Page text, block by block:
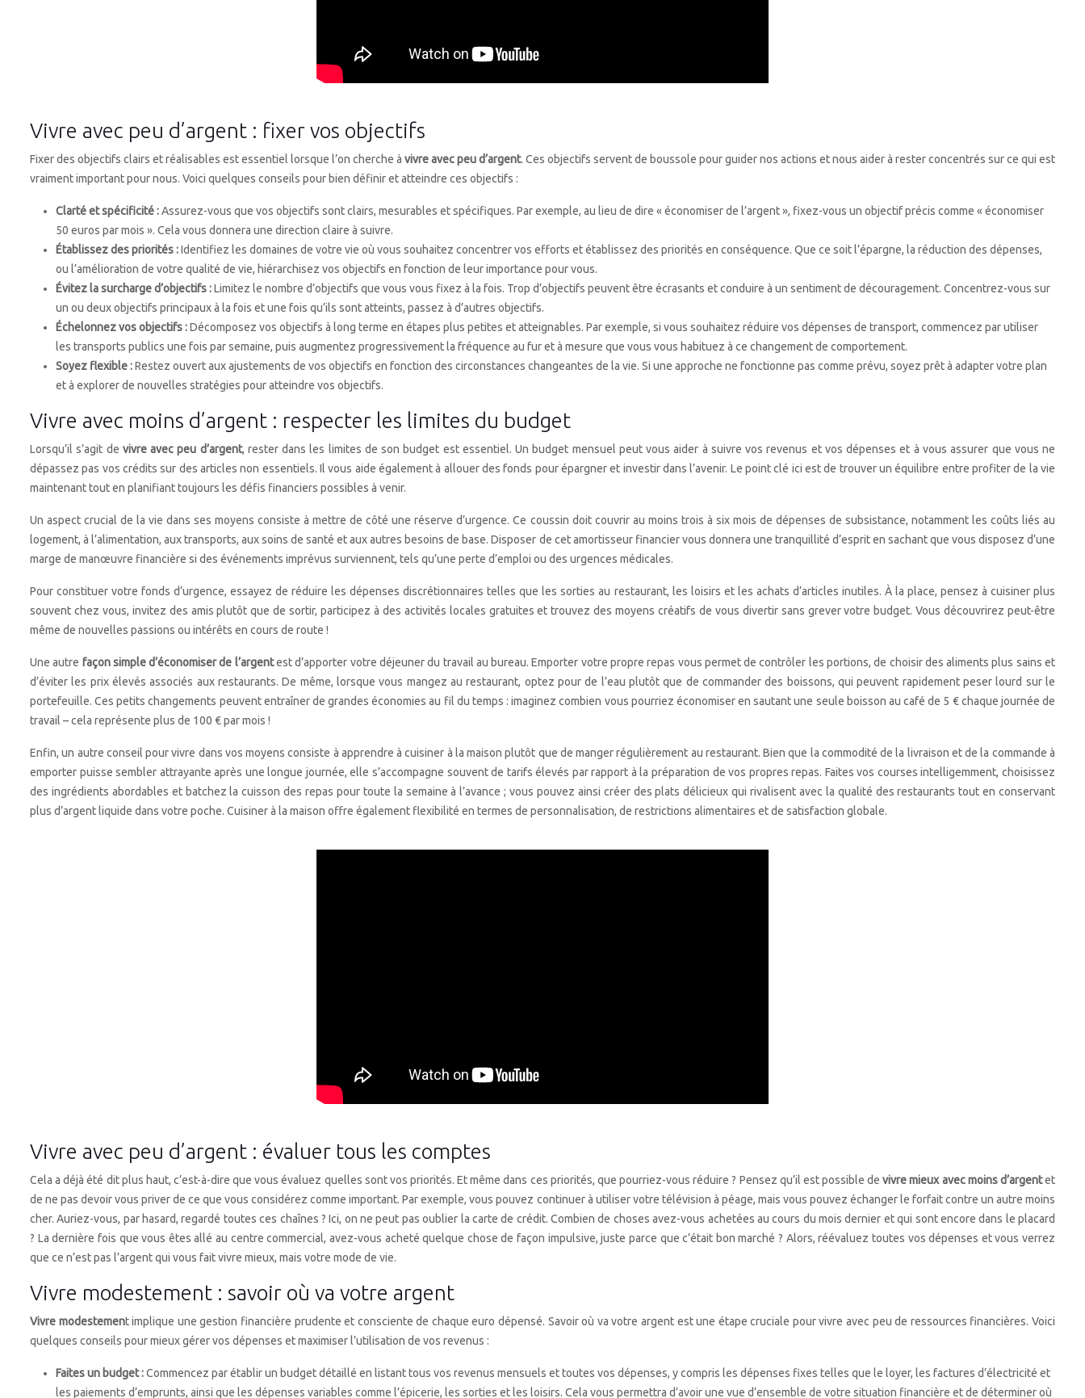
Vivre avec peu d’argent : fixer vos objectifs
Fixer des objectifs clairs et réalisables est essentiel lorsque l’on cherche à vivre avec peu d’argent. Ces objectifs servent de boussole pour guider nos actions et nous aider à rester concentrés sur ce qui est
vraiment important pour nous. Voici quelques conseils pour bien définir et atteindre ces objectifs :
Clarté et spécificité :Assurez-vous que vos objectifs sont clairs, mesurables et spécifiques. Par exemple, au lieu de dire « économiser de l’argent », fixez-vous un objectif précis comme « économiser
50 euros par mois ». Cela vous donnera une direction claire à suivre.
Établissez des priorités :Identifiez les domaines de votre vie où vous souhaitez concentrer vos efforts et établissez des priorités en conséquence. Que ce soit l’épargne, la réduction des dépenses,
ou l’amélioration de votre qualité de vie, hiérarchisez vos objectifs en fonction de leur importance pour vous.
Évitez la surcharge d’objectifs :Limitez le nombre d’objectifs que vous vous fixez à la fois. Trop d’objectifs peuvent être écrasants et conduire à un sentiment de découragement. Concentrez-vous sur
un ou deux objectifs principaux à la fois et une fois qu’ils sont atteints, passez à d’autres objectifs.
Échelonnez vos objectifs :Décomposez vos objectifs à long terme en étapes plus petites et atteignables. Par exemple, si vous souhaitez réduire vos dépenses de transport, commencez par utiliser
les transports publics une fois par semaine, puis augmentez progressivement la fréquence au fur et à mesure que vous vous habituez à ce changement de comportement.
Soyez flexible :Restez ouvert aux ajustements de vos objectifs en fonction des circonstances changeantes de la vie. Si une approche ne fonctionne pas comme prévu, soyez prêt à adapter votre plan
et à explorer de nouvelles stratégies pour atteindre vos objectifs.
Vivre avec moins d’argent : respecter les limites du budget
Lorsqu’il s’agit de vivre avec peu d’argent, rester dans les limites de son budget est essentiel. Un budget mensuel peut vous aider à suivre vos revenus et vos dépenses et à vous assurer que vous ne
dépassez pas vos crédits sur des articles non essentiels. Il vous aide également à allouer des fonds pour épargner et investir dans l’avenir. Le point clé ici est de trouver un équilibre entre profiter de la vie
maintenant tout en planifiant toujours les défis financiers possibles à venir.
Un aspect crucial de la vie dans ses moyens consiste à mettre de côté une réserve d’urgence. Ce coussin doit couvrir au moins trois à six mois de dépenses de subsistance, notamment les coûts liés au
logement, à l’alimentation, aux transports, aux soins de santé et aux autres besoins de base. Disposer de cet amortisseur financier vous donnera une tranquillité d’esprit en sachant que vous disposez d’une
marge de manœuvre financière si des événements imprévus surviennent, tels qu’une perte d’emploi ou des urgences médicales.
Pour constituer votre fonds d’urgence, essayez de réduire les dépenses discrétionnaires telles que les sorties au restaurant, les loisirs et les achats d’articles inutiles. À la place, pensez à cuisiner plus
souvent chez vous, invitez des amis plutôt que de sortir, participez à des activités locales gratuites et trouvez des moyens créatifs de vous divertir sans grever votre budget. Vous découvrirez peut-être
même de nouvelles passions ou intérêts en cours de route !
Une autre façon simple d’économiser de l’argentest d’apporter votre déjeuner du travail au bureau. Emporter votre propre repas vous permet de contrôler les portions, de choisir des aliments plus sains et
d’éviter les prix élevés associés aux restaurants. De même, lorsque vous mangez au restaurant, optez pour de l’eau plutôt que de commander des boissons, qui peuvent rapidement peser lourd sur le
portefeuille. Ces petits changements peuvent entraîner de grandes économies au fil du temps : imaginez combien vous pourriez économiser en sautant une seule boisson au café de 5 € chaque journée de
travail – cela représente plus de 100 € par mois !
Enfin, un autre conseil pour vivre dans vos moyens consiste à apprendre à cuisiner à la maison plutôt que de manger régulièrement au restaurant. Bien que la commodité de la livraison et de la commande à
emporter puisse sembler attrayante après une longue journée, elle s’accompagne souvent de tarifs élevés par rapport à la préparation de vos propres repas. Faites vos courses intelligemment, choisissez
des ingrédients abordables et batchez la cuisson des repas pour toute la semaine à l’avance ; vous pouvez ainsi créer des plats délicieux qui rivalisent avec la qualité des restaurants tout en conservant
plus d’argent liquide dans votre poche. Cuisiner à la maison offre également flexibilité en termes de personnalisation, de restrictions alimentaires et de satisfaction globale.
Vivre avec peu d’argent : évaluer tous les comptes
Cela a déjà été dit plus haut, c’est-à-dire que vous évaluez quelles sont vos priorités. Et même dans ces priorités, que pourriez-vous réduire ? Pensez qu’il est possible devivre mieux avec moins d’argentet
de ne pas devoir vous priver de ce que vous considérez comme important. Par exemple, vous pouvez continuer à utiliser votre télévision à péage, mais vous pouvez échanger le forfait contre un autre moins
cher. Auriez-vous, par hasard, regardé toutes ces chaînes ? Ici, on ne peut pas oublier la carte de crédit. Combien de choses avez-vous achetées au cours du mois dernier et qui sont encore dans le placard
? La dernière fois que vous êtes allé au centre commercial, avez-vous acheté quelque chose de façon impulsive, juste parce que c’était bon marché ? Alors, réévaluez toutes vos dépenses et vous verrez
que ce n’est pas l’argent qui vous fait vivre mieux, mais votre mode de vie.
Vivre modestement : savoir où va votre argent
Vivre modestement implique une gestion financière prudente et consciente de chaque euro dépensé. Savoir où va votre argent est une étape cruciale pour vivre avec peu de ressources financières. Voici
quelques conseils pour mieux gérer vos dépenses et maximiser l’utilisation de vos revenus :
Faites un budget :Commencez par établir un budget détaillé en listant tous vos revenus mensuels et toutes vos dépenses, y compris les dépenses fixes telles que le loyer, les factures d’électricité et
les paiements d’emprunts, ainsi que les dépenses variables comme l’épicerie, les sorties et les loisirs. Cela vous permettra d’avoir une vue d’ensemble de votre situation financière et de déterminer où